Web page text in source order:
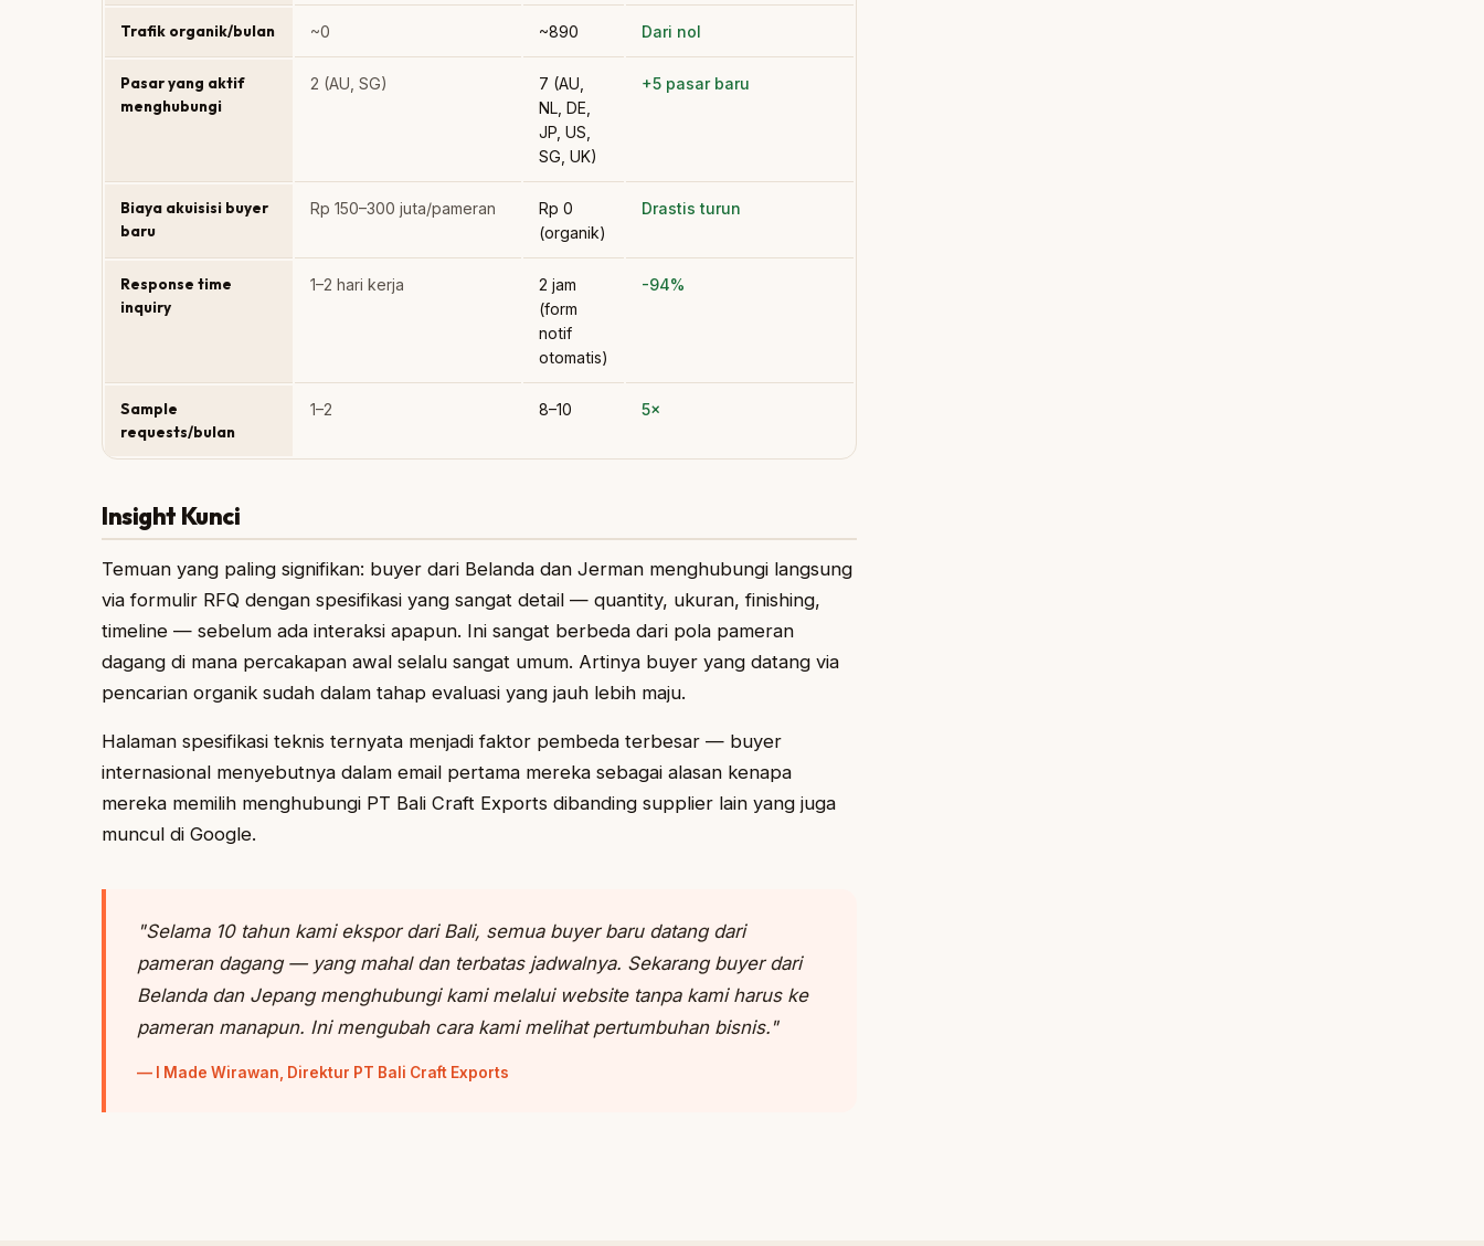
Trafik organik/bulan ~0 ~890 Dari nol
Pasar yang aktif
menghubungi
2 (AU, SG)
7 (AU,
NL, DE,
JP, US,
SG, UK)
+5 pasar baru
Biaya akuisisi buyer
baru
Rp 150–300 juta/pameran
Rp 0
(organik)
Drastis turun
Response time
inquiry
1–2 hari kerja
2 jam
(form
notif
otomatis)
-94%
Sample
requests/bulan
1–2 8–10 5×
Insight Kunci
Temuan yang paling signifikan: buyer dari Belanda dan Jerman menghubungi langsung
via formulir RFQ dengan spesifikasi yang sangat detail — quantity, ukuran, finishing,
timeline — sebelum ada interaksi apapun. Ini sangat berbeda dari pola pameran
dagang di mana percakapan awal selalu sangat umum. Artinya buyer yang datang via
pencarian organik sudah dalam tahap evaluasi yang jauh lebih maju.
Halaman spesifikasi teknis ternyata menjadi faktor pembeda terbesar — buyer
internasional menyebutnya dalam email pertama mereka sebagai alasan kenapa
mereka memilih menghubungi PT Bali Craft Exports dibanding supplier lain yang juga
muncul di Google.
"Selama 10 tahun kami ekspor dari Bali, semua buyer baru datang dari
pameran dagang — yang mahal dan terbatas jadwalnya. Sekarang buyer dari
Belanda dan Jepang menghubungi kami melalui website tanpa kami harus ke
pameran manapun. Ini mengubah cara kami melihat pertumbuhan bisnis."
— I Made Wirawan, Direktur PT Bali Craft Exports